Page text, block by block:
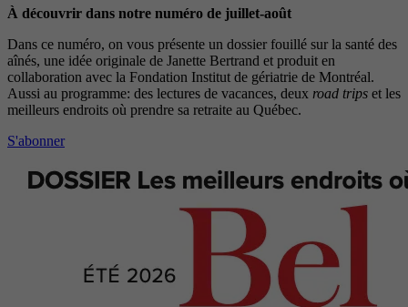
À découvrir dans notre numéro de juillet-août
Dans ce numéro, on vous présente un dossier fouillé sur la santé des
aînés, une idée originale de Janette Bertrand et produit en
collaboration avec la Fondation Institut de gériatrie de Montréal.
Aussi au programme: des lectures de vacances, deux road trips et les
meilleurs endroits où prendre sa retraite au Québec.
S'abonner